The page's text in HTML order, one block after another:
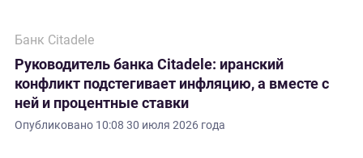
Банк Citadele
Руководитель банка Citadele: иранский
конфликт подстегивает инфляцию, а вместе с
ней и процентные ставки
Опубликовано 10:08 30 июля 2026 года